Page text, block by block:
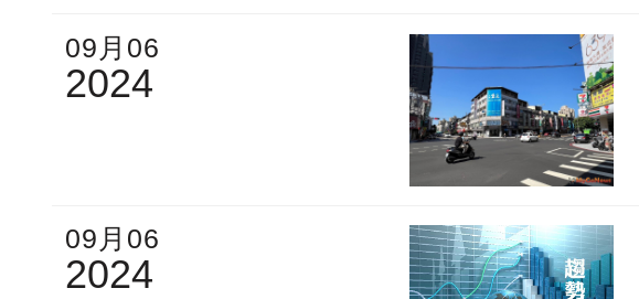
09月06
2024
09月06
2024